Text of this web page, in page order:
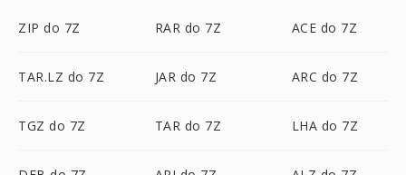
ZIP do 7Z RAR do 7Z ACE do 7Z
TAR.LZ do 7Z JAR do 7Z ARC do 7Z
TGZ do 7Z TAR do 7Z LHA do 7Z